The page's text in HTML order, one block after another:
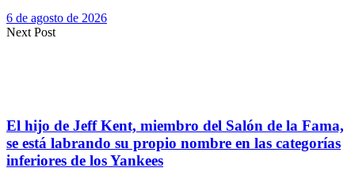
6 de agosto de 2026
Next Post
El hijo de Jeff Kent, miembro del Salón de la Fama,
se está labrando su propio nombre en las categorías
inferiores de los Yankees